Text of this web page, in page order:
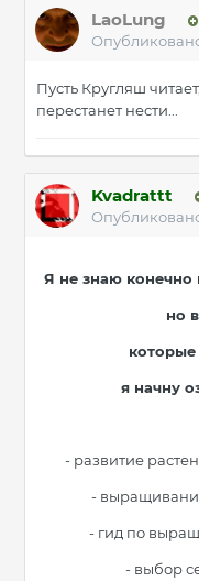
LaoLung
Пусть Кругляш
перестанет нести...
Kvadrattt
Я не знаю конечно
но
я начну
- развитие
-
- гид по
- выбор